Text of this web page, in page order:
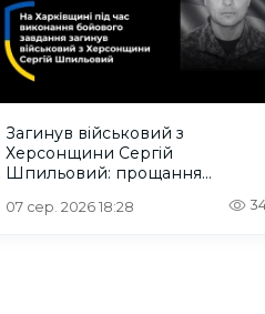
Загинув військовий з
Херсонщини Сергій
Шпильовий: прощання
07 сер. 2026 18:28